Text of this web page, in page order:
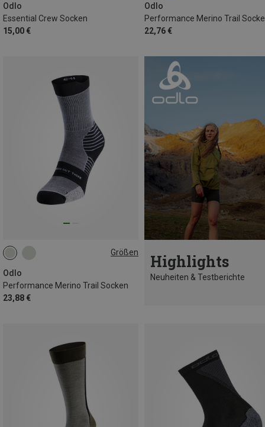
Odlo
Essential Crew Socken
15,00 €
45|46|47
Odlo
Performance Merino Trail
22,76 €
45|46|47
Größen
Odlo
Performance Merino Trail Socken
23,88 €
36|37|38
42|43|44
45|46|47
Highlights
Neuheiten & Testberichte